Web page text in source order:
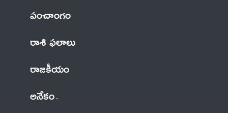
పంచాంగం
రాశి ఫలాలు
రాజకీయం
అనేకం